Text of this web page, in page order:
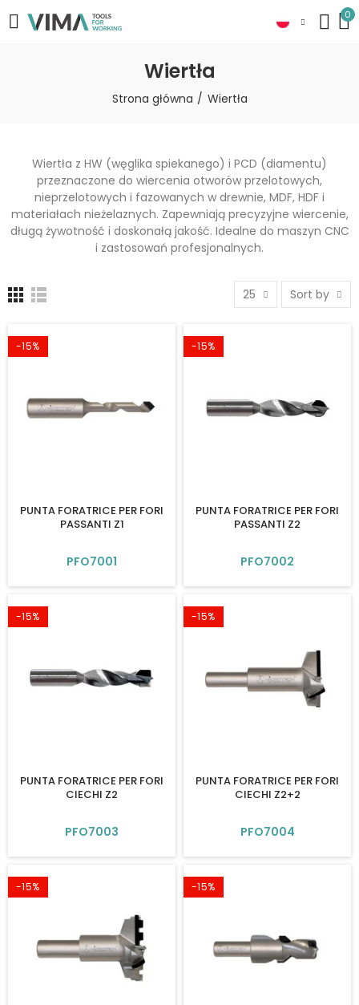
0
Wiertła
Strona główna Wiertła
Wiertła z HW (węglika spiekanego) i PCD (diamentu)
przeznaczone do wiercenia otworów przelotowych,
nieprzelotowych i fazowanych w drewnie, MDF, HDF i
materiałach nieżelaznych. Zapewniają precyzyjne wiercenie,
długą żywotność i doskonałą jakość. Idealne do maszyn CNC
i zastosowań profesjonalnych.
25 Sort by
-15%
PUNTA FORATRICE PER FORI
PASSANTI Z1
PFO7001
-15%
PUNTA FORATRICE PER FORI
PASSANTI Z2
PFO7002
-15%
PUNTA FORATRICE PER FORI
CIECHI Z2
PFO7003
-15%
PUNTA FORATRICE PER FORI
CIECHI Z2+2
PFO7004
-15% -15%